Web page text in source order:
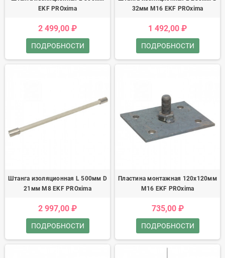
EKF PROxima
2 499,00 ₽
ПОДРОБНОСТИ
32мм М16 EKF PROxima
1 492,00 ₽
ПОДРОБНОСТИ
Штанга изоляционная L 500мм D
21мм М8 EKF PROxima
2 997,00 ₽
ПОДРОБНОСТИ
Пластина монтажная 120х120мм
М16 EKF PROxima
735,00 ₽
ПОДРОБНОСТИ